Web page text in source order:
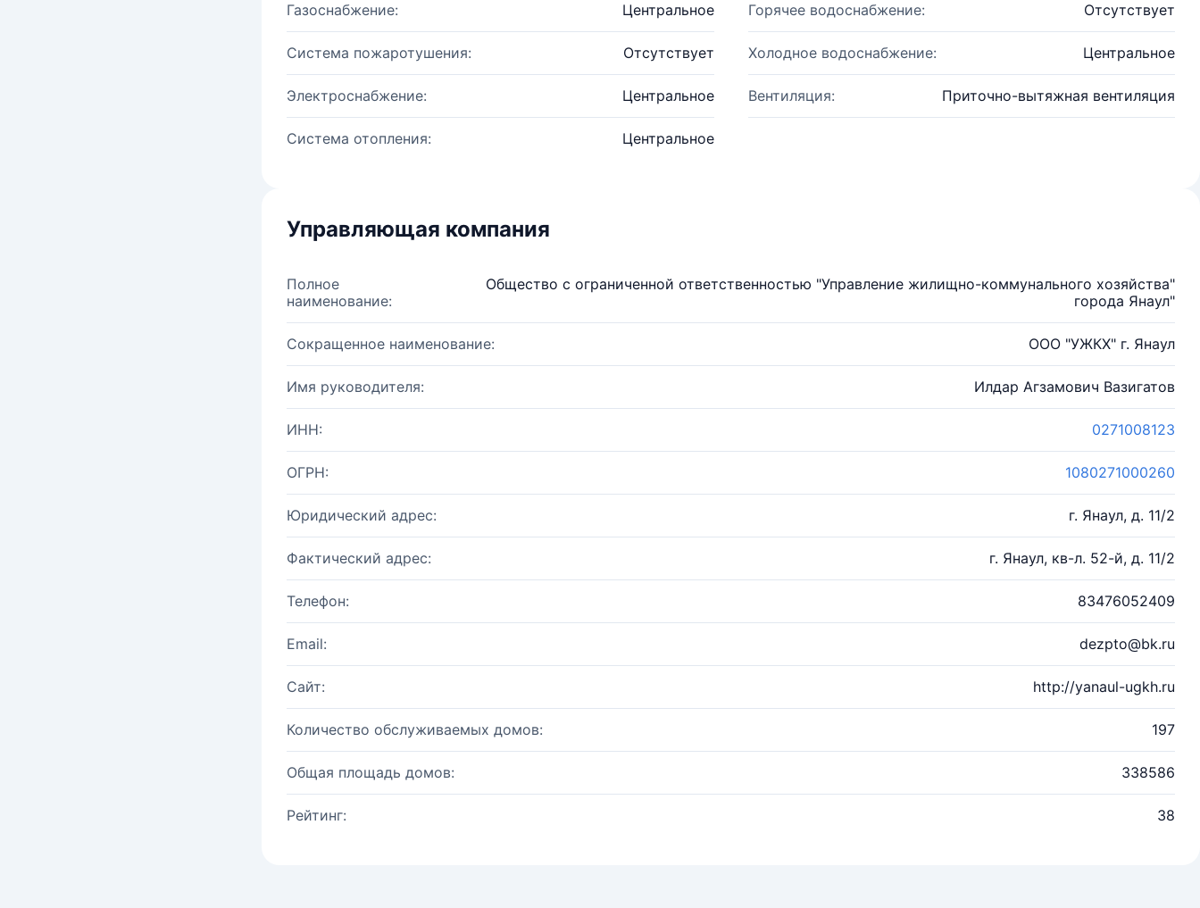
Газоснабжение: Центральное Горячее водоснабжение: Отсутствует
Система пожаротушения: Отсутствует Холодное водоснабжение: Центральное
Электроснабжение: Центральное Вентиляция: Приточно-вытяжная вентиляция
Система отопления: Центральное
Управляющая компания
Полное
наименование:
Общество с ограниченной ответственностью "Управление жилищно-коммунального хозяйства"
города Янаул"
Сокращенное наименование: ООО "УЖКХ" г. Янаул
Имя руководителя: Илдар Агзамович Вазигатов
ИНН: 0271008123
ОГРН: 1080271000260
Юридический адрес: г. Янаул, д. 11/2
Фактический адрес: г. Янаул, кв-л. 52-й, д. 11/2
Телефон: 83476052409
Email: dezpto@bk.ru
Сайт: http://yanaul-ugkh.ru
Количество обслуживаемых домов: 197
Общая площадь домов: 338586
Рейтинг: 38